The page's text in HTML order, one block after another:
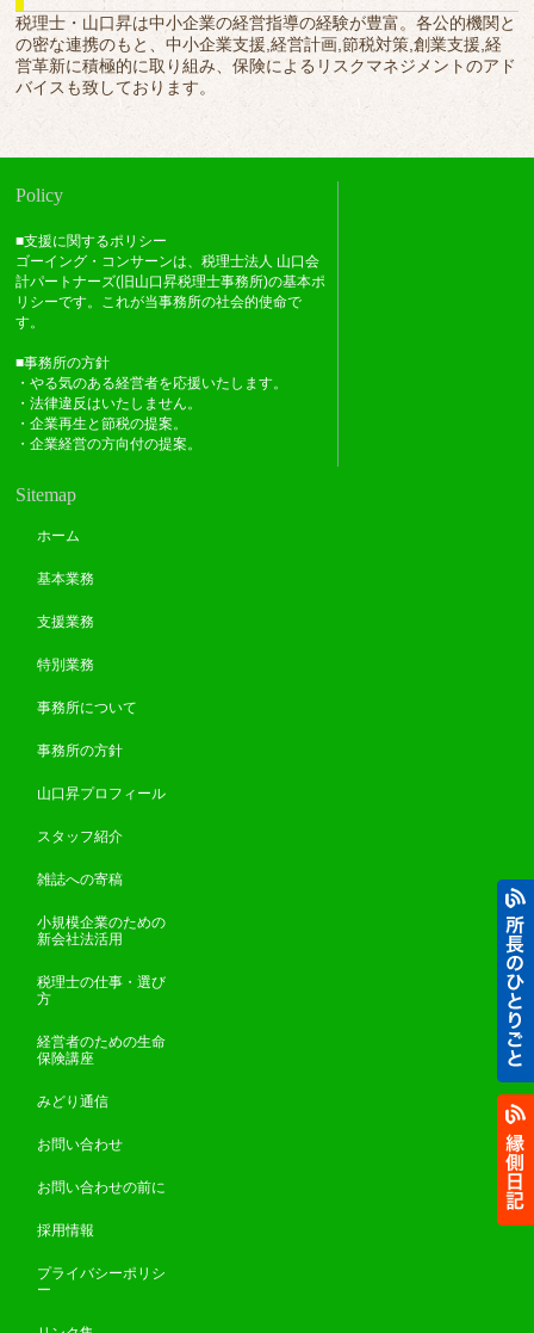
税理士・山口昇は中小企業の経営指導の経験が豊富。各公的機関と
の密な連携のもと、中小企業支援,経営計画,節税対策,創業支援,経
営革新に積極的に取り組み、保険によるリスクマネジメントのアド
バイスも致しております。
Policy
■支援に関するポリシー
ゴーイング・コンサーンは、税理士法人 山口会
計パートナーズ(旧山口昇税理士事務所)の基本ポ
リシーです。これが当事務所の社会的使命で
す。
■事務所の方針
・やる気のある経営者を応援いたします。
・法律違反はいたしません。
・企業再生と節税の提案。
・企業経営の方向付の提案。
Sitemap
ホーム
基本業務
支援業務
特別業務
事務所について
事務所の方針
山口昇プロフィール
スタッフ紹介
雑誌への寄稿
小規模企業のための
新会社法活用
税理士の仕事・選び
方
経営者のための生命
保険講座
みどり通信
お問い合わせ
お問い合わせの前に
採用情報
プライバシーポリシ
ー